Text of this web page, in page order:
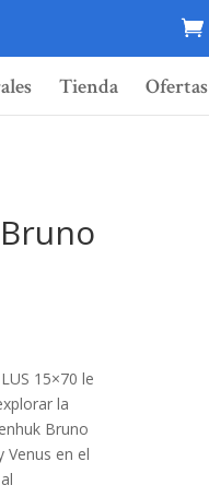
Tienda Ofertas
15×70 le
la
Bruno
Venus en el